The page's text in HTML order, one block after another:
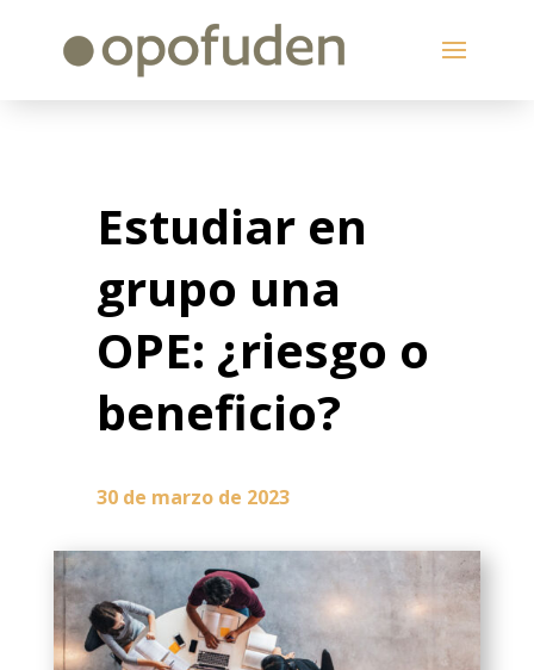
Estudiar en
grupo una
OPE: ¿riesgo o
beneficio?
30 de marzo de 2023